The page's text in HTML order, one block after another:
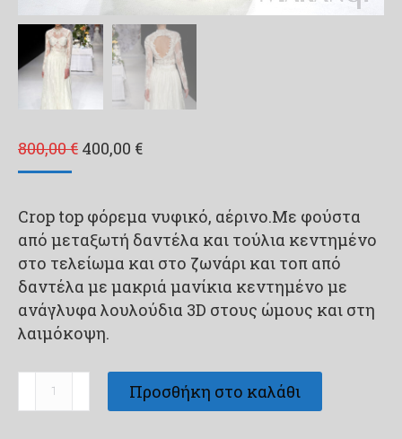
800,00€ Original
800,00 €.
400,00 €Η
είναι:
400,00 €.
Crop top φόρεμα νυφικό, αέρινο.Με φούστα
από μεταξωτή δαντέλα και τούλια κεντημένο
στο τελείωμα και στο ζωνάρι και τοπ από
δαντέλα με μακριά μανίκια κεντημένο με
ανάγλυφα λουλούδια 3D στους ώμους και στη
λαιμόκοψη.
Προσθήκη στο καλάθι